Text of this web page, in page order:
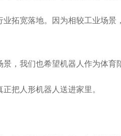
拓宽落地。因为相较工业场
，我们也希望机器人作为体育
把人形机器人送进家里。